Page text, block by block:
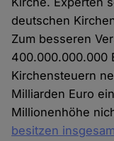
deutschen
Zum besseren
400.000.000.000
Kirchensteuern
Milliarden Euro
Millionenhöhe
besitzen